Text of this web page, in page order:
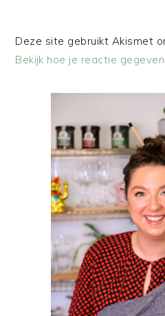
Deze site gebruikt Akismet
Bekijk hoe je reactie